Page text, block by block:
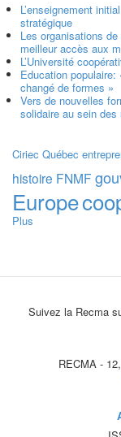
L’enseignement
stratégique
Les organisations
meilleur accès aux
L’Université
Education populaire:
changé de formes »
Vers de nouvelles
solidaire au sein
Ciriec Québec
histoire FNMF
Europe
Plus
Suivez la Recma
RECMA -